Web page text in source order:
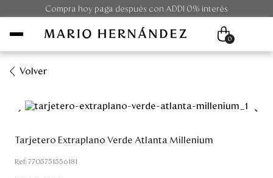
Compra hoy paga después con ADDI 0% interés
Unisex
0
Volver
Tarjetero Extraplano Verde Atlanta Millenium
:7705751556181